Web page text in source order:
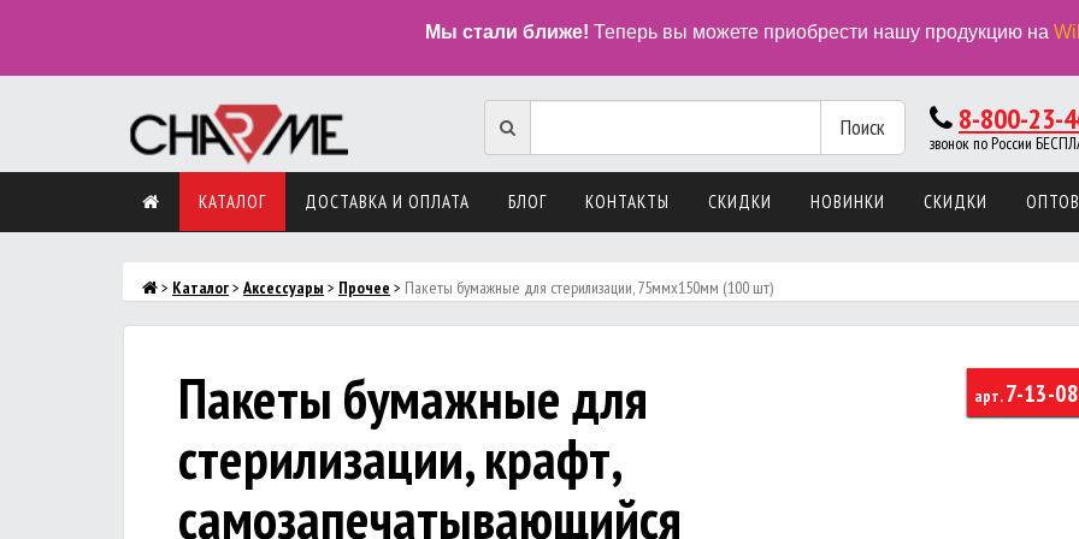
Мы стали ближе! Теперь вы можете приобрести нашу продукцию на
Поиск 8-800-23-
звонок по России
КАТАЛОГ ДОСТАВКА И ОПЛАТА БЛОГ КОНТАКТЫ СКИДКИ НОВИНКИ СКИДКИ
> Каталог> Аксессуары > Прочее > Пакеты бумажные для стерилизации, 75ммх150мм (100 шт)
Пакеты бумажные для
стерилизации, крафт,
самозапечатывающийся
арт.7-13-08